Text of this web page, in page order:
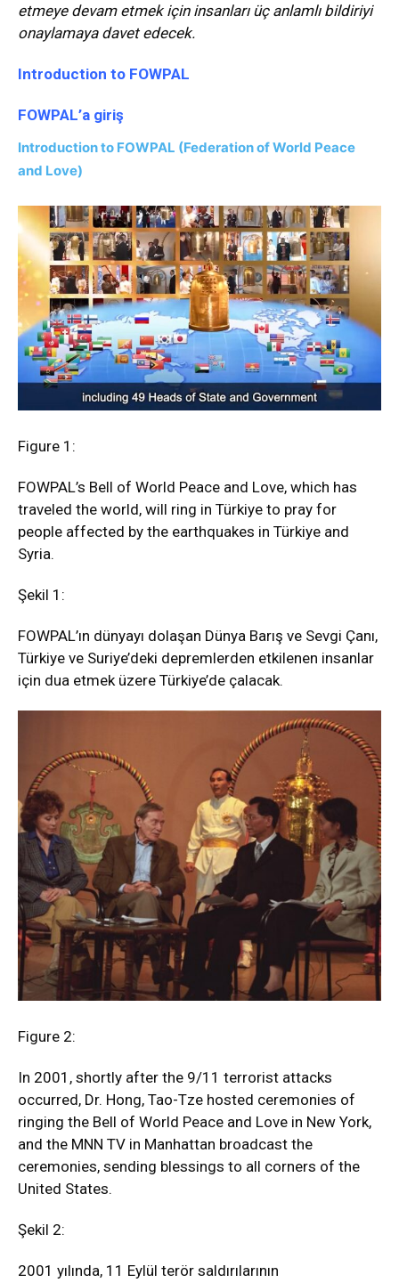
etmeye devam etmek için insanları üç anlamlı bildiriyi
onaylamaya davet edecek.
Introduction to FOWPAL
FOWPAL’a giriş
Introduction to FOWPAL (Federation of World Peace
and Love)
Figure 1:
FOWPAL’s Bell of World Peace and Love, which has
traveled the world, will ring in Türkiye to pray for
people affected by the earthquakes in Türkiye and
Syria.
Şekil 1:
FOWPAL’ın dünyayı dolaşan Dünya Barış ve Sevgi Çanı,
Türkiye ve Suriye’deki depremlerden etkilenen insanlar
için dua etmek üzere Türkiye’de çalacak.
Figure 2:
In 2001, shortly after the 9/11 terrorist attacks
occurred, Dr. Hong, Tao-Tze hosted ceremonies of
ringing the Bell of World Peace and Love in New York,
and the MNN TV in Manhattan broadcast the
ceremonies, sending blessings to all corners of the
United States.
Şekil 2:
2001 yılında, 11 Eylül terör saldırılarının